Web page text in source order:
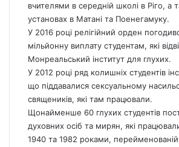
вчителями в середній школі в Ріго, а
установах в Матані та Поенегамуку.
У 2016 році релігійний орден
мільйонну виплату студентам, які
Монреальський інститут для глухих.
У 2012 році ряд колишніх студентів
що піддавалися сексуальному
священиків, які там працювали.
Щонайменше 60 глухих студентів
духовних осіб та мирян, які
1940 та 1982 роками,